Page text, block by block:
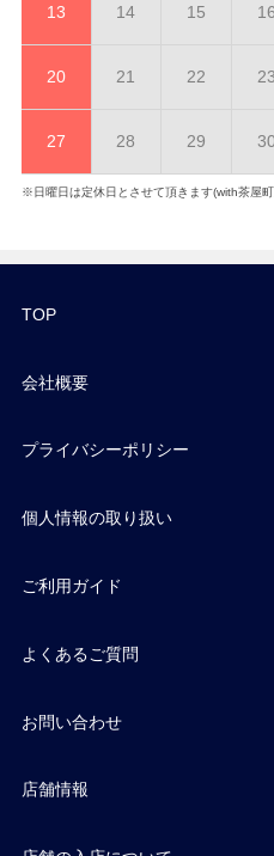
13 14 15 16
20 21 22 23
27 28 29 30
※日曜日は定休日とさせて頂きます(with茶屋
TOP
会社概要
プライバシーポリシー
個人情報の取り扱い
ご利用ガイド
よくあるご質問
お問い合わせ
店舗情報